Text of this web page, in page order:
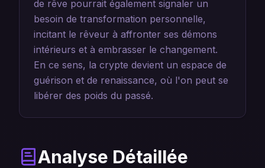
de rêve pourrait également signaler un
besoin de transformation personnelle,
incitant le rêveur à affronter ses démons
intérieurs et à embrasser le changement.
En ce sens, la crypte devient un espace de
guérison et de renaissance, où l'on peut se
libérer des poids du passé.
Analyse Détaillée